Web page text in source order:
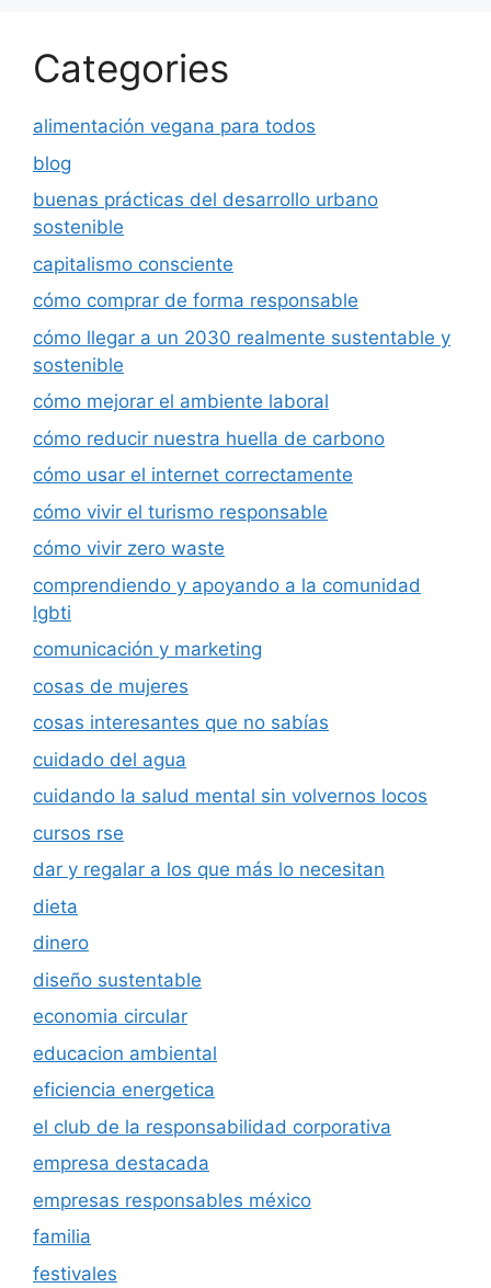
Categories
alimentación vegana para todos
blog
buenas prácticas del desarrollo urbano
sostenible
capitalismo consciente
cómo comprar de forma responsable
cómo llegar a un 2030 realmente sustentable y
sostenible
cómo mejorar el ambiente laboral
cómo reducir nuestra huella de carbono
cómo usar el internet correctamente
cómo vivir el turismo responsable
cómo vivir zero waste
comprendiendo y apoyando a la comunidad
lgbti
comunicación y marketing
cosas de mujeres
cosas interesantes que no sabías
cuidado del agua
cuidando la salud mental sin volvernos locos
cursos rse
dar y regalar a los que más lo necesitan
dieta
dinero
diseño sustentable
economia circular
educacion ambiental
eficiencia energetica
el club de la responsabilidad corporativa
empresa destacada
empresas responsables méxico
familia
festivales